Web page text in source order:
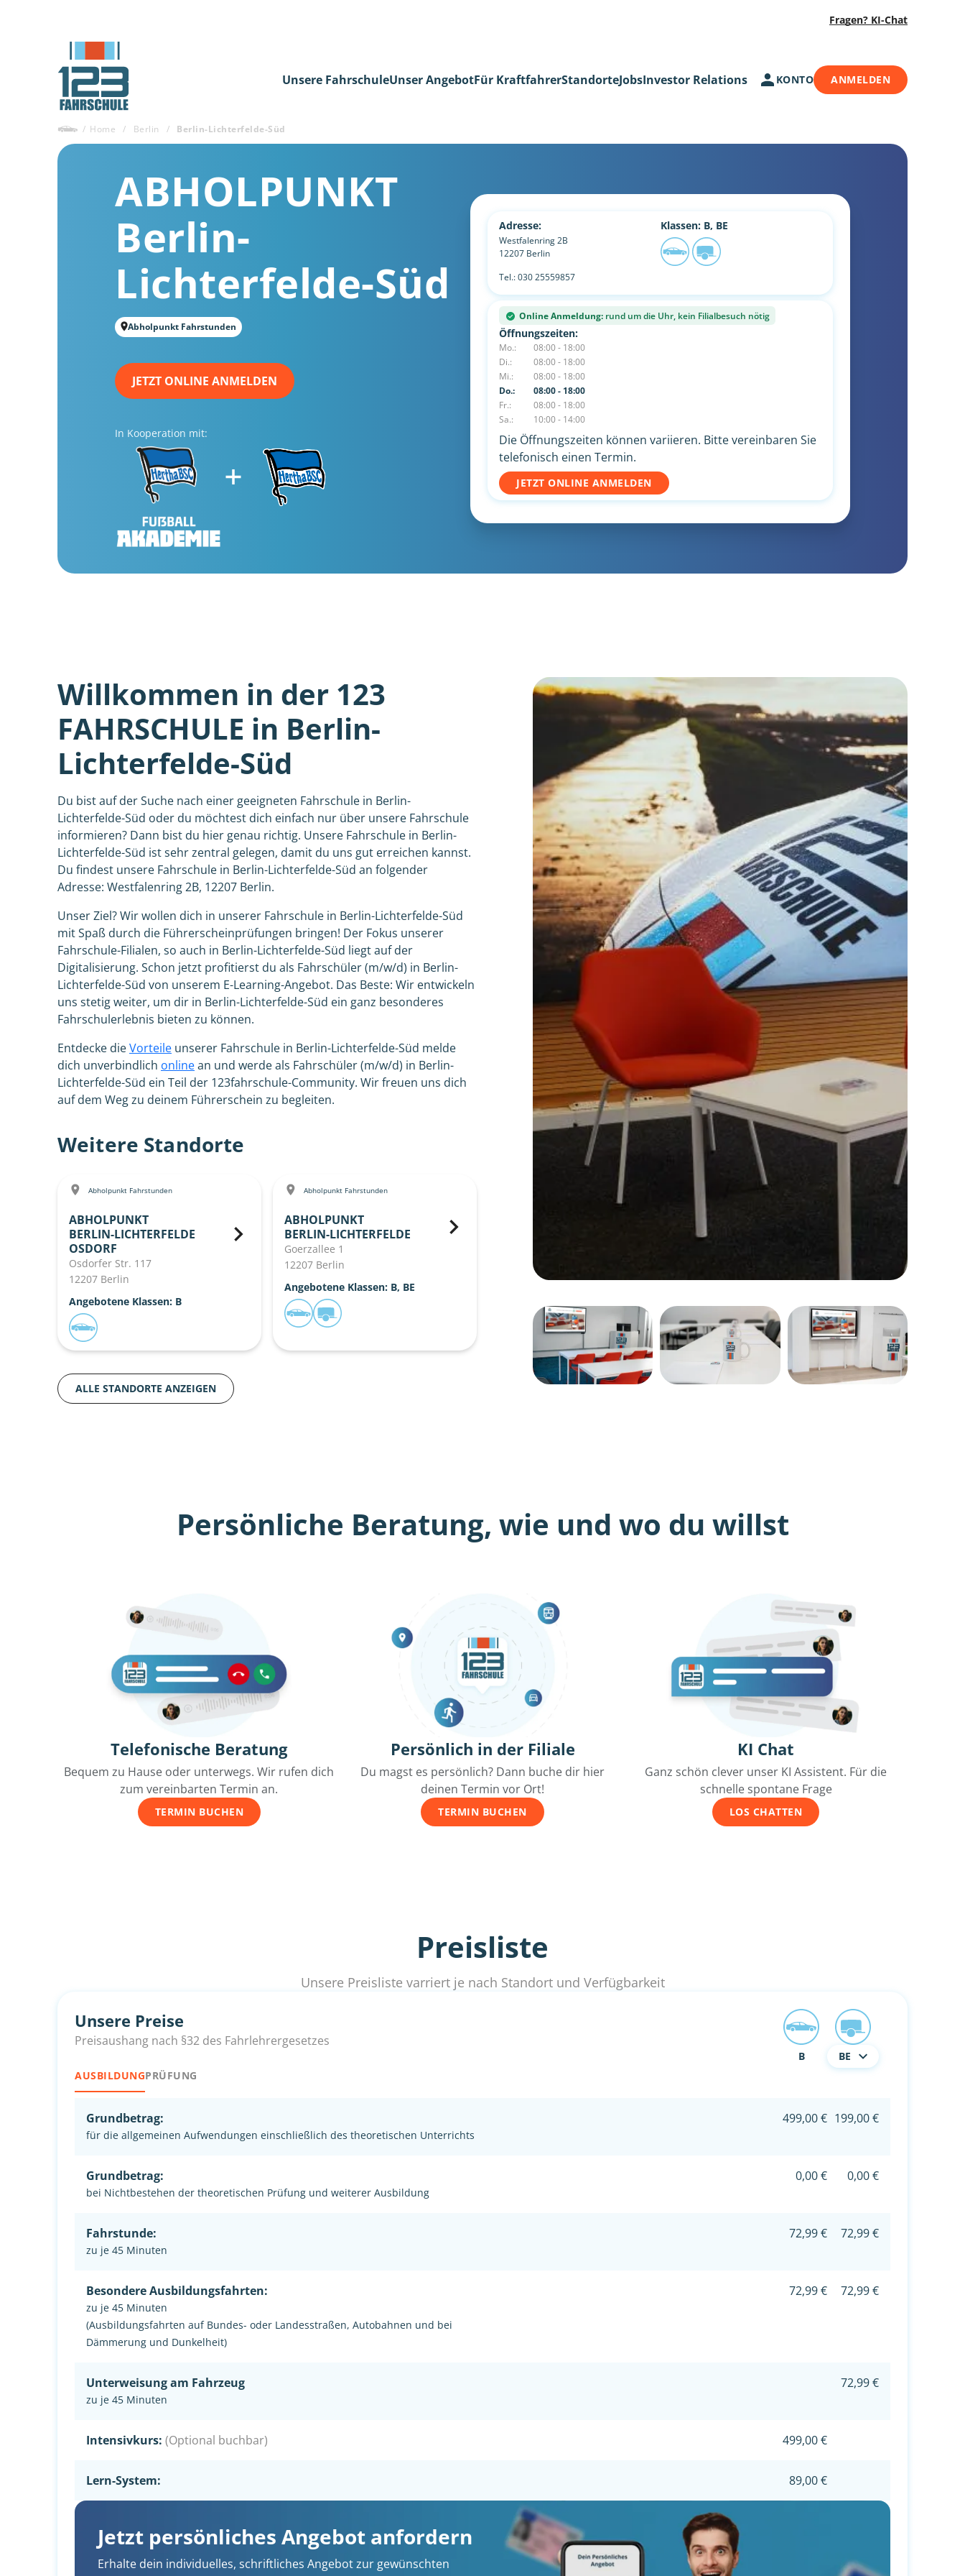
Fragen? KI-Chat
Unsere FahrschuleUnser AngebotFür KraftfahrerStandorteJobsInvestor Relations KONTO ANMELDEN
/ Home / Berlin / Berlin-Lichterfelde-Süd
ABHOLPUNKT
Berlin-
Lichterfelde-Süd
Abholpunkt Fahrstunden
JETZT ONLINE ANMELDEN
In Kooperation mit:
Adresse:
Westfalenring 2B
12207 Berlin
Tel.:030 25559857
Klassen: B, BE
Online Anmeldung: rund um die Uhr, kein Filialbesuch nötig
Öffnungszeiten:
Mo.:
08:00 - 18:00
Di.:
08:00 - 18:00
Mi.:
08:00 - 18:00
Do.:
08:00 - 18:00
Fr.:
08:00 - 18:00
Sa.:
10:00 - 14:00
Die Öffnungszeiten können variieren. Bitte vereinbaren Sie
telefonisch einen Termin.
JETZT ONLINE ANMELDEN
Willkommen in der 123
FAHRSCHULE in Berlin-
Lichterfelde-Süd
Du bist auf der Suche nach einer geeigneten Fahrschule in Berlin-
Lichterfelde-Süd oder du möchtest dich einfach nur über unsere Fahrschule
informieren? Dann bist du hier genau richtig. Unsere Fahrschule in Berlin-
Lichterfelde-Süd ist sehr zentral gelegen, damit du uns gut erreichen kannst.
Du findest unsere Fahrschule in Berlin-Lichterfelde-Süd an folgender
Adresse: Westfalenring 2B, 12207 Berlin.
Unser Ziel? Wir wollen dich in unserer Fahrschule in Berlin-Lichterfelde-Süd
mit Spaß durch die Führerscheinprüfungen bringen! Der Fokus unserer
Fahrschule-Filialen, so auch in Berlin-Lichterfelde-Süd liegt auf der
Digitalisierung. Schon jetzt profitierst du als Fahrschüler (m/w/d) in Berlin-
Lichterfelde-Süd von unserem E-Learning-Angebot. Das Beste: Wir entwickeln
uns stetig weiter, um dir in Berlin-Lichterfelde-Süd ein ganz besonderes
Fahrschulerlebnis bieten zu können.
Entdecke dieVorteile unserer Fahrschule in Berlin-Lichterfelde-Süd melde
dich unverbindlich onlinean und werde als Fahrschüler (m/w/d) in Berlin-
Lichterfelde-Süd ein Teil der 123fahrschule-Community. Wir freuen uns dich
auf dem Weg zu deinem Führerschein zu begleiten.
Weitere Standorte
Abholpunkt Fahrstunden
ABHOLPUNKT
BERLIN-LICHTERFELDE
OSDORF
Osdorfer Str. 117
12207 Berlin
Angebotene Klassen: B
Abholpunkt Fahrstunden
ABHOLPUNKT
BERLIN-LICHTERFELDE
Goerzallee 1
12207 Berlin
Angebotene Klassen: B, BE
ALLE STANDORTE ANZEIGEN
Persönliche Beratung, wie und wo du willst
Telefonische Beratung
Bequem zu Hause oder unterwegs. Wir rufen dich
zum vereinbarten Termin an.
TERMIN BUCHEN
Persönlich in der Filiale
Du magst es persönlich? Dann buche dir hier
deinen Termin vor Ort!
TERMIN BUCHEN
KI Chat
Ganz schön clever unser KI Assistent. Für die
schnelle spontane Frage
LOS CHATTEN
Preisliste
Unsere Preisliste varriert je nach Standort und Verfügbarkeit
Unsere Preise
Preisaushang nach §32 des Fahrlehrergesetzes
AUSBILDUNGPRÜFUNG
B BE
Grundbetrag:
für die allgemeinen Aufwendungen einschließlich des theoretischen Unterrichts
499,00 € 199,00 €
Grundbetrag:
bei Nichtbestehen der theoretischen Prüfung und weiterer Ausbildung
0,00 € 0,00 €
Fahrstunde:
zu je 45 Minuten
72,99 € 72,99 €
Besondere Ausbildungsfahrten:
zu je 45 Minuten
(Ausbildungsfahrten auf Bundes- oder Landesstraßen, Autobahnen und bei
Dämmerung und Dunkelheit)
72,99 € 72,99 €
Unterweisung am Fahrzeug
zu je 45 Minuten
72,99 €
Intensivkurs: (Optional buchbar) 499,00 €
Lern-System: 89,00 €
Jetzt persönliches Angebot anfordern
Erhalte dein individuelles, schriftliches Angebot zur gewünschten